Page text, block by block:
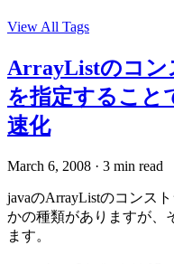
View All Tags
ArrayListのコン
を指定すること
速化
March 6, 2008 · 3 min read
javaのArrayListのコンス
かの種類がありますが、
ます。